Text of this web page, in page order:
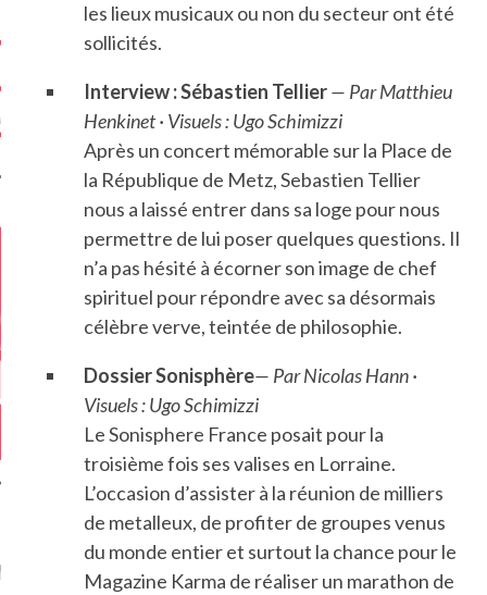
7.6
REV...
6.8
– HEL...
KARMA –
ANNIVERSAIRE
les lieux musicaux ou non du secteur ont été
sollicités.
Interview : Sébastien Tellier— Par Matthieu
Henkinet · Visuels : Ugo Schimizzi
Après un concert mémorable sur la Place de
la République de Metz, Sebastien Tellier
nous a laissé entrer dans sa loge pour nous
permettre de lui poser quelques questions. Il
n’a pas hésité à écorner son image de chef
spirituel pour répondre avec sa désormais
célèbre verve, teintée de philosophie.
Dossier Sonisphère— Par Nicolas Hann ·
Visuels : Ugo Schimizzi
Le Sonisphere France posait pour la
troisième fois ses valises en Lorraine.
L’occasion d’assister à la réunion de milliers
de metalleux, de profiter de groupes venus
du monde entier et surtout la chance pour le
Magazine Karma de réaliser un marathon de